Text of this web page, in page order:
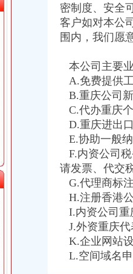
注册）
(进出口权)
1000万 （增资）
工商注册）
进出口权）
万 （进出口权）
工商注册）
注册）
《“三证合一、一照一码”
览职业社区】
密制度、安全
客户如对本公
围内，我们愿
本公司主要
A.免费提供
B.重庆公司
C.代办重庆
D.重庆进出
E.协助一般
F.内资公司
请发票、代交
G.代理商标
H.注册香港
I.内资公司重
J.外资重庆代
K.企业网站
L.空间域名